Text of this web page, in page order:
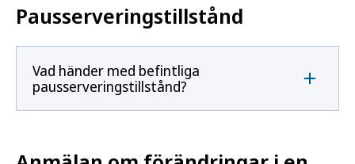
Pausserveringstillstånd
Vad händer med befintliga
pausserveringstillstånd?